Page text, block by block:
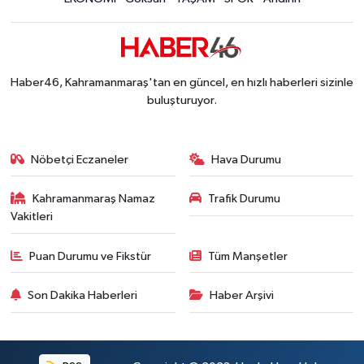
Kahramanmaraş'ta 45 Milyon TL'lik Yatırım
13:53 |KAFUM'da Rock Gecesi! Zakkum
Kahramanmaraş-Göksun Yolunu Kullananlar
Kahramanmaraş'ın Tarihi Mirası İçin Ankara'da
Haber46, Kahramanmaraş'tan en güncel, en hızlı haberleri sizinle
buluşturuyor.
Nöbetçi Eczaneler Hava Durumu
Kahramanmaraş Namaz
Vakitleri
Trafik Durumu
Puan Durumu ve Fikstür Tüm Manşetler
Son Dakika Haberleri Haber Arşivi